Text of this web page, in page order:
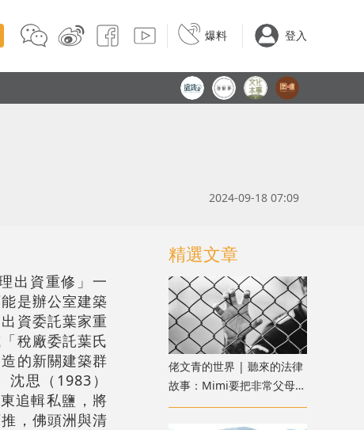
爆料 登入
2024-09-18 07:09
出資重修」一
是辦公室建築
資委託葉家重
稅廠委託葉氏
的新關建築群
思（1983）
追輯私鹽，將
，佛頭洲與清
精選文章
佬文青的世界 | 聽來的法律
故事：Mimi要把非常父母送
進監獄：惡魔父母？還是邪